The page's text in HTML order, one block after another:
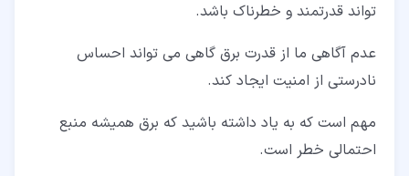
تواند قدرتمند و خطرناک باشد.
عدم آگاهی ما از قدرت برق گاهی می تواند احساس
نادرستی از امنیت ایجاد کند.
مهم است که به یاد داشته باشید که برق همیشه منبع
احتمالی خطر است.